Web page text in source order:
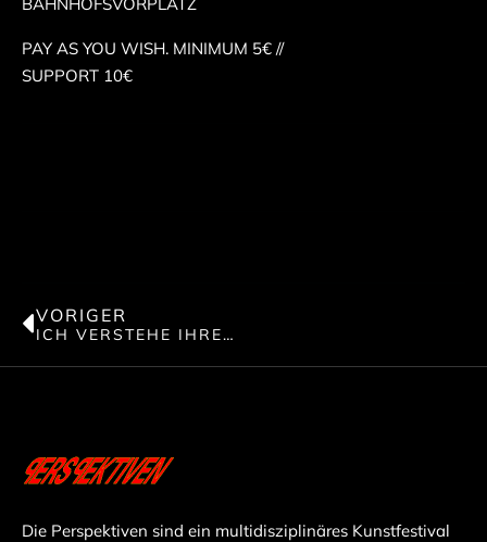
PAY AS YOU WISH. MINIMUM 5€ //
SUPPORT 10€
VORIGER
ICH VERSTEHE IHREN UNMUT
Die Perspektiven sind ein multidisziplinäres Kunstfestival